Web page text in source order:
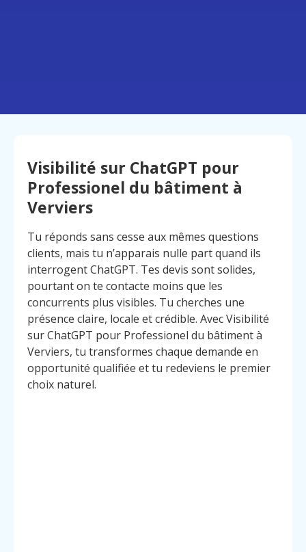
Visibilité sur ChatGPT pour
Professionel du bâtiment à
Verviers
Tu réponds sans cesse aux mêmes questions
clients, mais tu n’apparais nulle part quand ils
interrogent ChatGPT. Tes devis sont solides,
pourtant on te contacte moins que les
concurrents plus visibles. Tu cherches une
présence claire, locale et crédible. Avec Visibilité
sur ChatGPT pour Professionel du bâtiment à
Verviers, tu transformes chaque demande en
opportunité qualifiée et tu redeviens le premier
choix naturel.